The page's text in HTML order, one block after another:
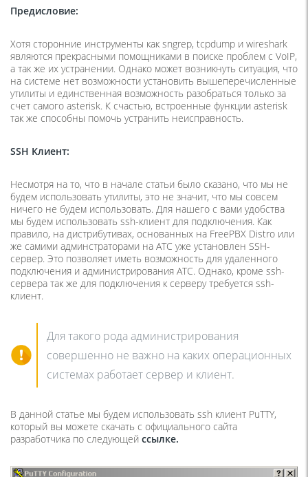
Предисловие:
Хотя сторонние инструменты как sngrep, tcpdump и wireshark
являются прекрасными помощниками в поиске проблем с VoIP,
а так же их устранении. Однако может возникнуть ситуация, что
на системе нет возможности установить вышеперечисленные
утилиты и единственная возможность разобраться только за
счет самого asterisk. К счастью, встроенные функции asterisk
так же способны помочь устранить неисправность.
SSH Клиент:
Несмотря на то, что в начале статьи было сказано, что мы не
будем использовать утилиты, это не значит, что мы совсем
ничего не будем использовать. Для нашего с вами удобства
мы будем использовать ssh-клиент для подключения. Как
правило, на дистрибутивах, основанных на FreePBX Distro или
же самими админстраторами на АТС уже установлен SSH-
сервер. Это позволяет иметь возможность для удаленного
подключения и администрирования АТС. Однако, кроме ssh-
сервера так же для подключения к серверу требуется ssh-
клиент.
Для такого рода администрирования
совершенно не важно на каких операционных
системах работает сервер и клиент.
В данной статье мы будем использовать ssh клиент PuTTY,
который вы можете скачать с официального сайта
разработчика по следующей ссылке.